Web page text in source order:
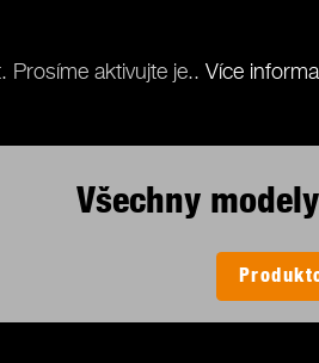
Prosíme aktivujte je.. Více
Všechny